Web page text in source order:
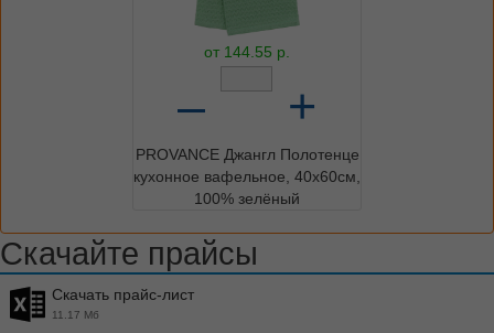
от 144.55 р.
– +
PROVANCE Джангл Полотенце
кухонное вафельное, 40х60см,
100% зелёный
Скачайте прайсы
Скачать прайс-лист
11.17 Мб